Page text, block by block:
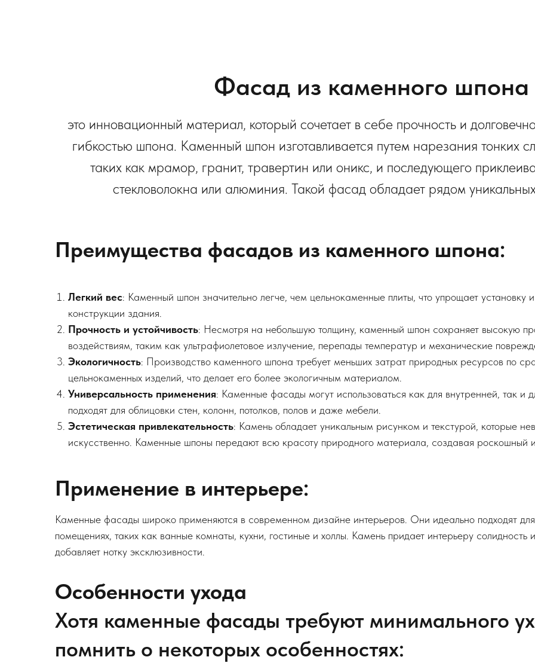
Фасад из каменного шпона
это инновационный материал, который сочетает в себе прочность и
гибкостью шпона. Каменный шпон изготавливается путем нарезания тонких
таких как мрамор, гранит, травертин или оникс, и последующего
стекловолокна или алюминия. Такой фасад обладает рядом
Преимущества фасадов из каменного шпона:
Легкий вес: Каменный шпон значительно легче, чем цельнокаменные плиты, что упрощает установку
конструкции здания.
Прочность и устойчивость: Несмотря на небольшую толщину, каменный шпон сохраняет высокую
воздействиям, таким как ультрафиолетовое излучение, перепады температур и механические
Экологичность: Производство каменного шпона требует меньших затрат природных ресурсов по
цельнокаменныx изделий, что делает его более экологичным материалом.
Универсальность применения: Каменные фасады могут использоваться как для внутренней, так и
подходят для облицовки стен, колонн, потолков, полов и даже мебели.
Эстетическая привлекательность: Камень обладает уникальным рисунком и текстурой, которые
искусственно. Каменные шпоны передают всю красоту природного материала, создавая роскошный
Применение в интерьере:
Каменные фасады широко применяются в современном дизайне интерьеров. Они идеально подходят
помещениях, таких как ванные комнаты, кухни, гостиные и холлы. Камень придает интерьеру солидность
добавляет нотку эксклюзивности.
Особенности ухода
Хотя каменные фасады требуют минимального
помнить о некоторых особенностях: